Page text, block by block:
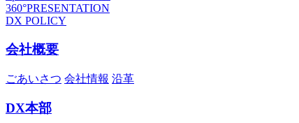
360°PRESENTATION
DX POLICY
会社概要
ごあいさつ 会社情報 沿革
DX本部